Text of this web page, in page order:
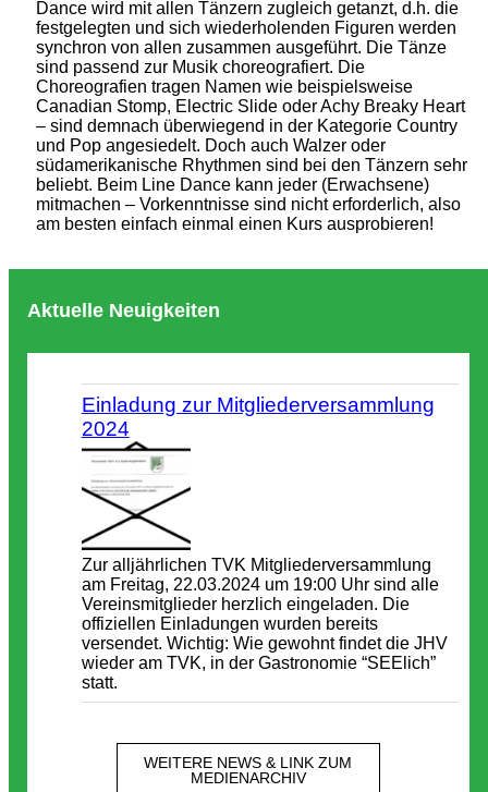
Dance wird mit allen Tänzern zugleich getanzt, d.h. die
festgelegten und sich wiederholenden Figuren werden
synchron von allen zusammen ausgeführt. Die Tänze
sind passend zur Musik choreografiert. Die
Choreografien tragen Namen wie beispielsweise
Canadian Stomp, Electric Slide oder Achy Breaky Heart
– sind demnach überwiegend in der Kategorie Country
und Pop angesiedelt. Doch auch Walzer oder
südamerikanische Rhythmen sind bei den Tänzern sehr
beliebt. Beim Line Dance kann jeder (Erwachsene)
mitmachen – Vorkenntnisse sind nicht erforderlich, also
am besten einfach einmal einen Kurs ausprobieren!
Aktuelle Neuigkeiten
Einladung zur Mitgliederversammlung
2024
Zur alljährlichen TVK Mitgliederversammlung
am Freitag, 22.03.2024 um 19:00 Uhr sind alle
Vereinsmitglieder herzlich eingeladen. Die
offiziellen Einladungen wurden bereits
versendet. Wichtig: Wie gewohnt findet die JHV
wieder am TVK, in der Gastronomie “SEElich”
statt.
WEITERE NEWS & LINK ZUM
MEDIENARCHIV